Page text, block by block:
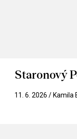
Staronový
11. 6. 2026 / Kamila